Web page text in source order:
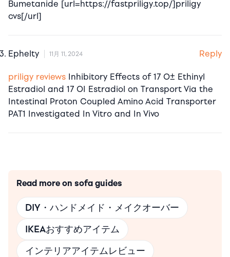
Bumetanide [url=https://fastpriligy.top/]priligy
cvs[/url]
Ephelty 11月 11, 2024 Reply
priligy reviews Inhibitory Effects of 17 О± Ethinyl
Estradiol and 17 ОІ Estradiol on Transport Via the
Intestinal Proton Coupled Amino Acid Transporter
PAT1 Investigated In Vitro and In Vivo
Read more on sofa guides
DIY・ハンドメイド・メイクオーバー
IKEAおすすめアイテム
インテリアアイテムレビュー